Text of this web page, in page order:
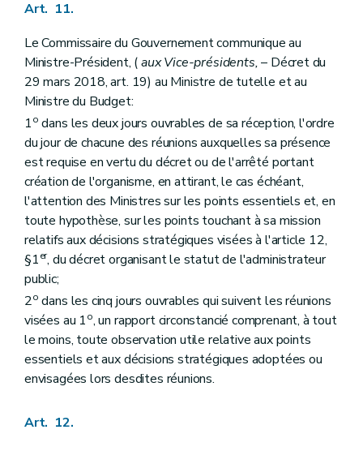
Art. 11.
Le Commissaire du Gouvernement communique au
Ministre-Président, (aux Vice-présidents,– Décret du
29 mars 2018, art. 19) au Ministre de tutelle et au
Ministre du Budget:
1o dans les deux jours ouvrables de sa réception, l'ordre
du jour de chacune des réunions auxquelles sa présence
est requise en vertu du décret ou de l'arrêté portant
création de l'organisme, en attirant, le cas échéant,
l'attention des Ministres sur les points essentiels et, en
toute hypothèse, sur les points touchant à sa mission
relatifs aux décisions stratégiques visées à l'article 12,
§1er, du décret organisant le statut de l'administrateur
public;
2o dans les cinq jours ouvrables qui suivent les réunions
visées au 1o, un rapport circonstancié comprenant, à tout
le moins, toute observation utile relative aux points
essentiels et aux décisions stratégiques adoptées ou
envisagées lors desdites réunions.
Art. 12.